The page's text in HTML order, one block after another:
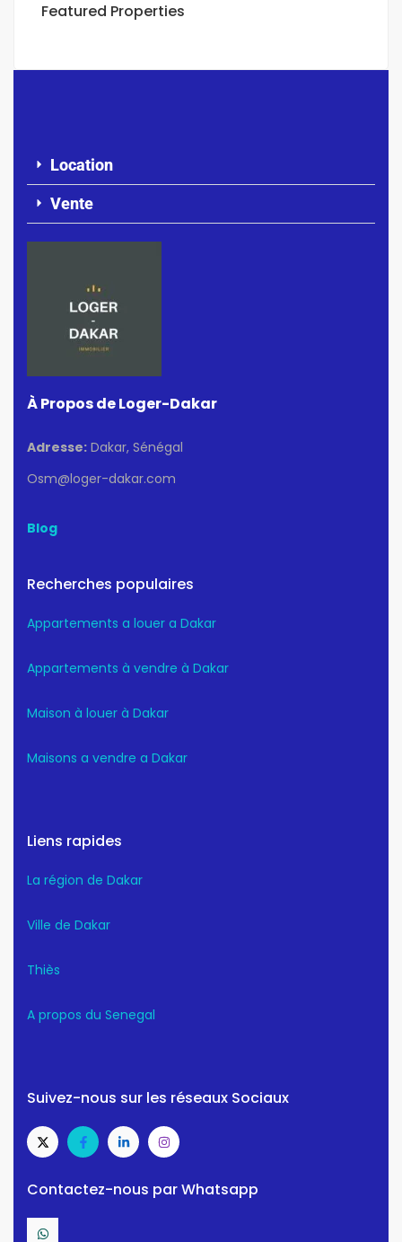
Featured Properties
Location
Vente
À Propos de Loger-Dakar
Adresse: Dakar, Sénégal
Osm@loger-dakar.com
Blog
Recherches populaires
Appartements a louer a Dakar
Appartements à vendre à Dakar
Maison à louer à Dakar
Maisons a vendre a Dakar
Liens rapides
La région de Dakar
Ville de Dakar
Thiès
A propos du Senegal
Suivez-nous sur les réseaux Sociaux
Contactez-nous par Whatsapp